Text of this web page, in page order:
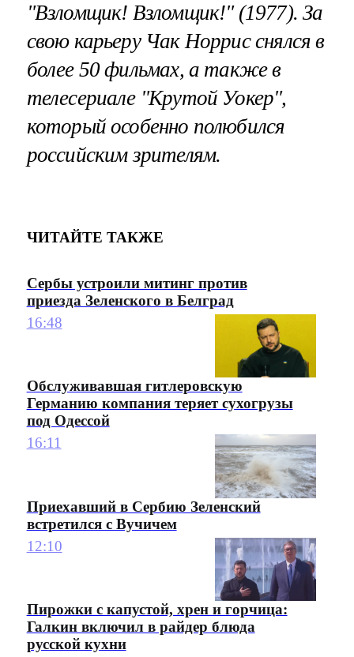
"Взломщик! Взломщик!" (1977). За
свою карьеру Чак Норрис снялся в
более 50 фильмах, а также в
телесериале "Крутой Уокер",
который особенно полюбился
российским зрителям.
ЧИТАЙТЕ ТАКЖЕ
Сербы устроили митинг против
приезда Зеленского в Белград
16:48
Обслуживавшая гитлеровскую
Германию компания теряет сухогрузы
под Одессой
16:11
Приехавший в Сербию Зеленский
встретился с Вучичем
12:10
Пирожки с капустой, хрен и горчица:
Галкин включил в райдер блюда
русской кухни